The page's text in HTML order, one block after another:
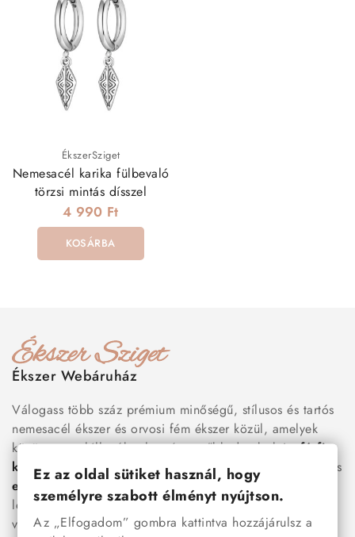
ÉkszerSziget
Nemesacél karika fülbevaló
törzsi mintás dísszel
4 990 Ft
KOSÁRBA
Ékszer Webáruház
Válogass több száz prémium minőségű, stílusos és tartós
nemesacél ékszer és orvosi fém ékszer közül, amelyek
között megtalálhatók a legnépszerűbb darabok is:férfi
karkötők
, női nyakláncok , karikagyűrűk
és
esküvői kiegészítőkegyaránt. Webáruházunkban a
legújabb trendeket követő, mégis időtálló ékszerek közül
választhatsz – legyen szó ajándékról, mindennapi
Ez az oldal sütiket használ, hogy
személyre szabott élményt nyújtson.
Az „Elfogadom” gombra kattintva hozzájárulsz a